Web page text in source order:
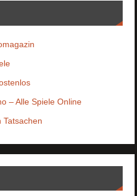
– Alle Spiele Online
Tatsachen